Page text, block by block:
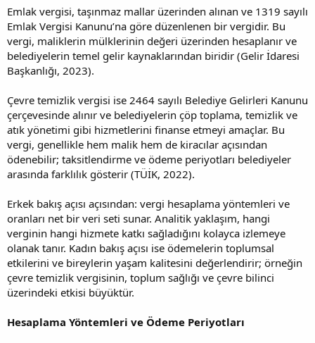
Emlak vergisi, taşınmaz mallar üzerinden alınan ve 1319 sayılı
Emlak Vergisi Kanunu’na göre düzenlenen bir vergidir. Bu
vergi, maliklerin mülklerinin değeri üzerinden hesaplanır ve
belediyelerin temel gelir kaynaklarından biridir (Gelir İdaresi
Başkanlığı, 2023).
Çevre temizlik vergisi ise 2464 sayılı Belediye Gelirleri Kanunu
çerçevesinde alınır ve belediyelerin çöp toplama, temizlik ve
atık yönetimi gibi hizmetlerini finanse etmeyi amaçlar. Bu
vergi, genellikle hem malik hem de kiracılar açısından
ödenebilir; taksitlendirme ve ödeme periyotları belediyeler
arasında farklılık gösterir (TÜİK, 2022).
Erkek bakış açısı açısından: vergi hesaplama yöntemleri ve
oranları net bir veri seti sunar. Analitik yaklaşım, hangi
verginin hangi hizmete katkı sağladığını kolayca izlemeye
olanak tanır. Kadın bakış açısı ise ödemelerin toplumsal
etkilerini ve bireylerin yaşam kalitesini değerlendirir; örneğin
çevre temizlik vergisinin, toplum sağlığı ve çevre bilinci
üzerindeki etkisi büyüktür.
Hesaplama Yöntemleri ve Ödeme Periyotları